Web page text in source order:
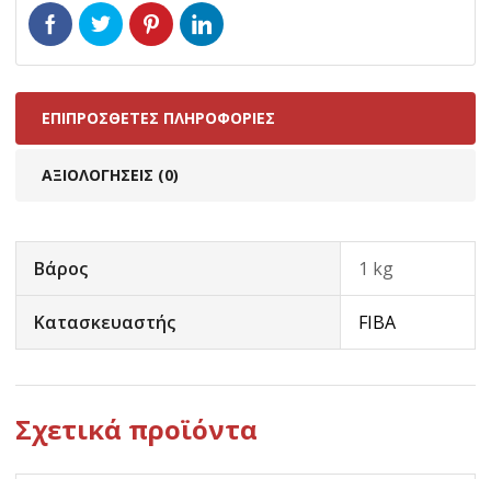
ΕΠΙΠΡΌΣΘΕΤΕΣ ΠΛΗΡΟΦΟΡΊΕΣ
ΑΞΙΟΛΟΓΉΣΕΙΣ (0)
Βάρος 1 kg
Κατασκευαστής FIBA
Σχετικά προϊόντα